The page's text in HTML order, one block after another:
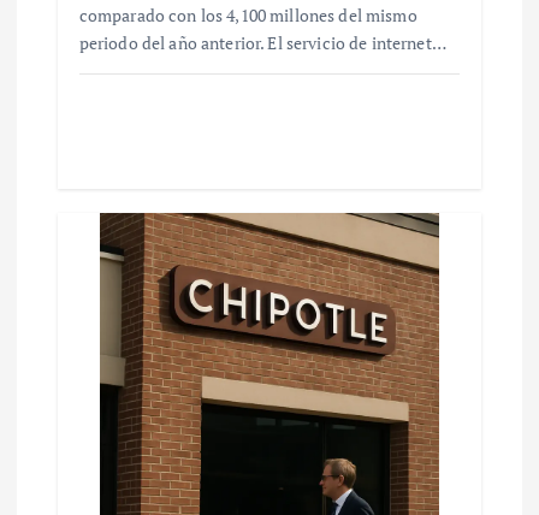
comparado con los 4,100 millones del mismo
periodo del año anterior. El servicio de internet…